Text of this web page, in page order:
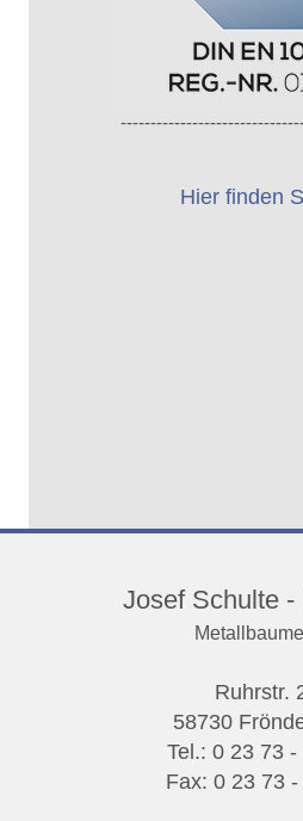
Hier finden
Josef Schulte -
Ruhrstr.
58730
Tel.: 0 23 73 -
Fax: 0 23 73